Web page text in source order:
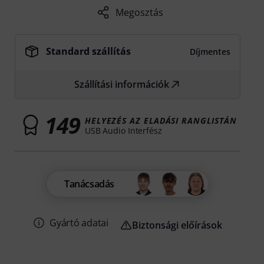
Megosztás
Standard szállítás Díjmentes
Szállítási információk
149 HELYEZÉS AZ ELADÁSI RANGLISTÁN
USB Audio Interfész
Tanácsadás
Gyártó adatai Biztonsági előírások